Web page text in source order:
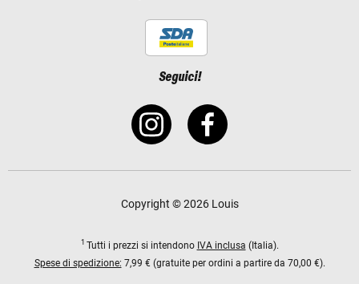
Seguici!
Copyright © 2026 Louis
1 Tutti i prezzi si intendono IVA inclusa (Italia).
Spese di spedizione: 7,99 € (gratuite per ordini a partire da 70,00 €).